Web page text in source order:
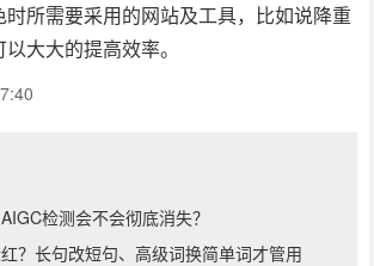
所需要采用的网站及工具，比如说降重
大大的提高效率。
检测会不会彻底消失？
？长句改短句、高级词换简单词才管用